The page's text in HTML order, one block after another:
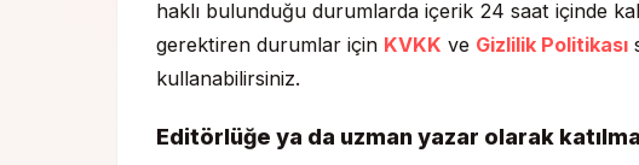
haklı bulunduğu durumlarda içerik 24 saat içinde
gerektiren durumlar için KVKK ve Gizlilik Politikası
kullanabilirsiniz.
Editörlüğe ya da uzman yazar olarak